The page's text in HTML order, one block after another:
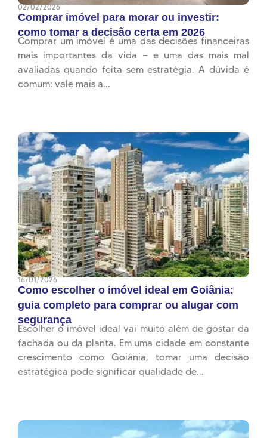
02/02/2026
Comprar imóvel para morar ou investir:
como tomar a decisão certa em 2026
Comprar um imóvel é uma das decisões financeiras
mais importantes da vida — e uma das mais mal
avaliadas quando feita sem estratégia. A dúvida é
comum: vale mais a...
16/01/2026
Como escolher o imóvel ideal em Goiânia:
guia completo para comprar ou alugar com
segurança
Escolher o imóvel ideal vai muito além de gostar da
fachada ou da planta. Em uma cidade em constante
crescimento como Goiânia, tomar uma decisão
estratégica pode significar qualidade de...